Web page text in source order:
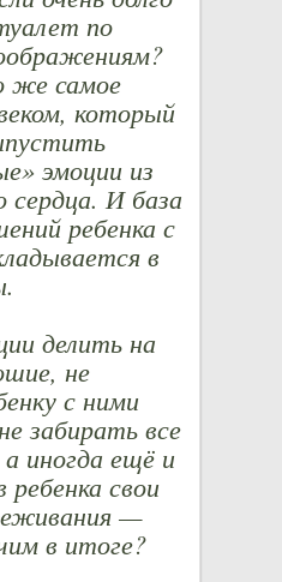
по
же самое
который
эмоции из
сердца. И база
ребенка с
в
делить на
не
с ними
забирать все
иногда ещё и
свои
—
в итоге?